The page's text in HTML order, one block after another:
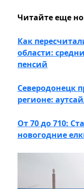
Читайте еще
Как
области:
пенсий
Северодонецк
регионе:
От 70 до 710:
новогодние